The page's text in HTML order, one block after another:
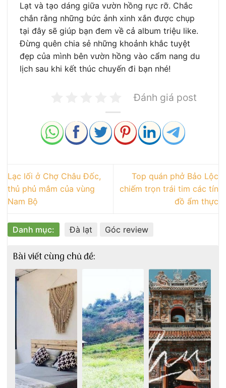
Lạt và tạo dáng giữa vườn hồng rực rỡ. Chắc
chắn rằng những bức ảnh xinh xắn được chụp
tại đây sẽ giúp bạn đem về cả album triệu like.
Đừng quên chia sẻ những khoảnh khắc tuyệt
đẹp của mình bên vườn hồng vào cẩm nang du
lịch sau khi kết thúc chuyến đi bạn nhé!
Đánh giá post
Lạc lối ở Chợ Châu Đốc,
thủ phủ mắm của vùng
Nam Bộ
Top quán phở Bảo Lộc
chiếm trọn trái tim các tín
đồ ẩm thực
Danh mục: Đà lạt Góc review
Bài viết cùng chủ đề: